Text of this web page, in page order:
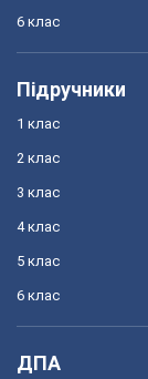
6 клас
Підручники
1 клас
2 клас
3 клас
4 клас
5 клас
6 клас
ДПА